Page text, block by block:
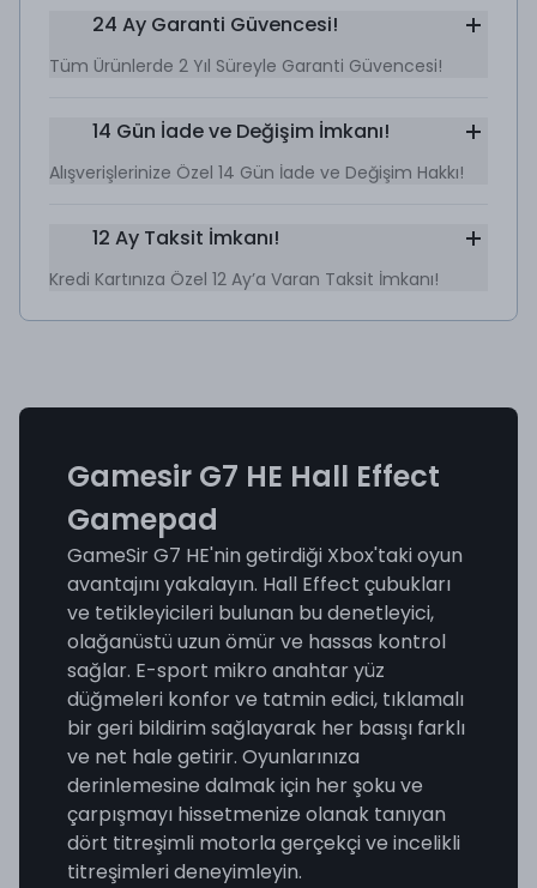
24 Ay Garanti Güvencesi!
Tüm Ürünlerde 2 Yıl Süreyle Garanti Güvencesi!
14 Gün İade ve Değişim İmkanı!
Alışverişlerinize Özel 14 Gün İade ve Değişim Hakkı!
12 Ay Taksit İmkanı!
Kredi Kartınıza Özel 12 Ay’a Varan Taksit İmkanı!
Gamesir G7 HE Hall Effect
Gamepad
GameSir G7 HE'nin getirdiği Xbox'taki oyun
avantajını yakalayın. Hall Effect çubukları
ve tetikleyicileri bulunan bu denetleyici,
olağanüstü uzun ömür ve hassas kontrol
sağlar. E-sport mikro anahtar yüz
düğmeleri konfor ve tatmin edici, tıklamalı
bir geri bildirim sağlayarak her basışı farklı
ve net hale getirir. Oyunlarınıza
derinlemesine dalmak için her şoku ve
çarpışmayı hissetmenize olanak tanıyan
dört titreşimli motorla gerçekçi ve incelikli
titreşimleri deneyimleyin.